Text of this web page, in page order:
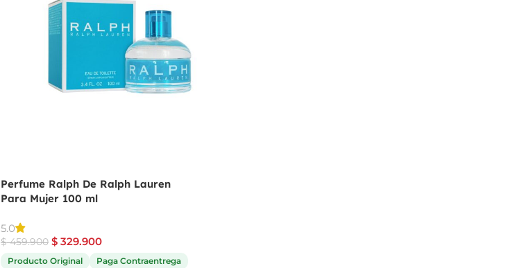
Perfume Ralph De Ralph Lauren
Para Mujer 100 ml
5.0
$459.900 $329.900
Producto Original
Paga Contraentrega